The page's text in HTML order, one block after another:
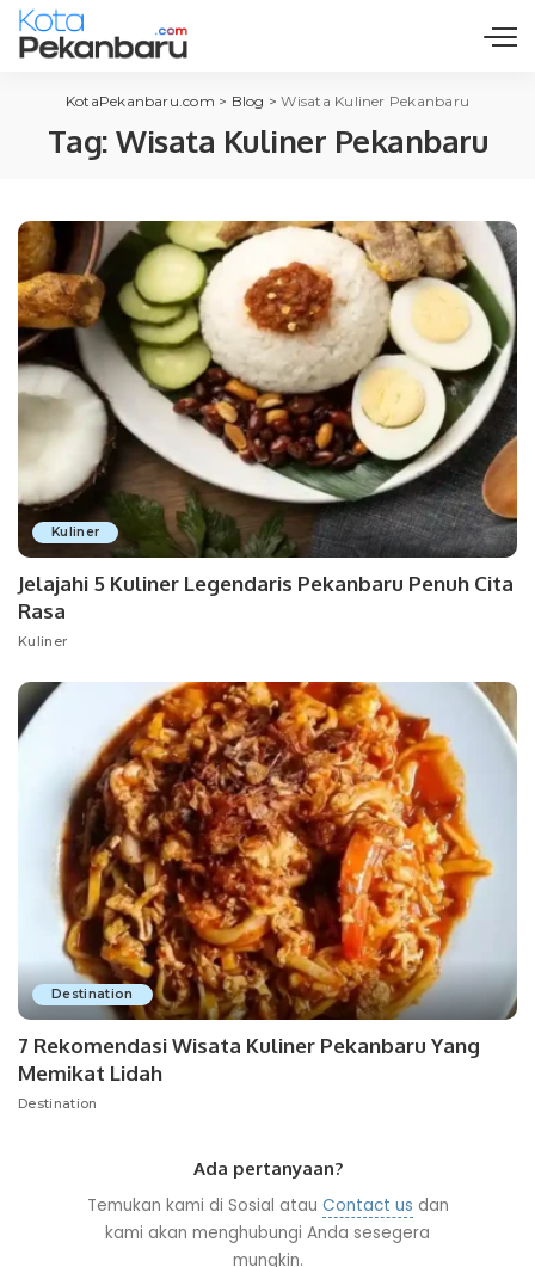
KotaPekanbaru.com > Blog >Wisata Kuliner Pekanbaru
Tag:Wisata Kuliner Pekanbaru
Kuliner
Jelajahi 5 Kuliner Legendaris Pekanbaru Penuh Cita
Rasa
Kuliner
Destination
7 Rekomendasi Wisata Kuliner Pekanbaru Yang
Memikat Lidah
Destination
Ada pertanyaan?
Temukan kami di Sosial atau Contact us dan
kami akan menghubungi Anda sesegera
mungkin.